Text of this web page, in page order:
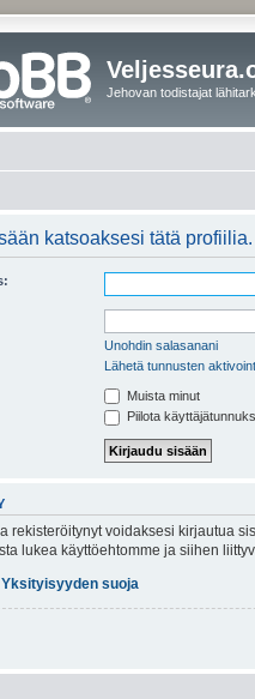
Jehovan todistajat
katsoaksesi tätä profiilia.
Unohdin salasanani
Lähetä tunnusten
Muista minut
Piilota
rekisteröitynyt voidaksesi kirjautua
lukea käyttöehtomme ja siihen
Yksityisyyden suoja